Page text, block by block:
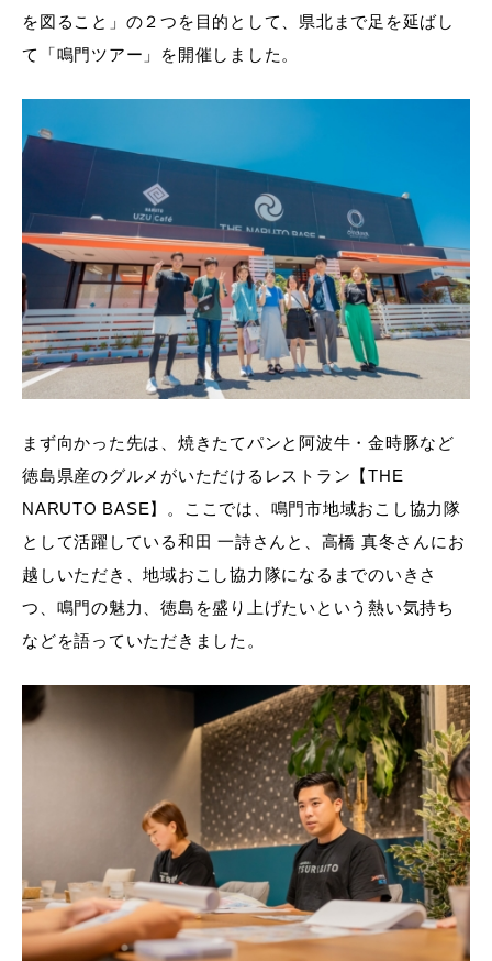
を図ること」の２つを目的として、県北まで足を延ばし
て「鳴門ツアー」を開催しました。
まず向かった先は、焼きたてパンと阿波牛・金時豚など
徳島県産のグルメがいただけるレストラン【THE
NARUTO BASE】。ここでは、鳴門市地域おこし協力隊
として活躍している和田 一詩さんと、高橋 真冬さんにお
越しいただき、地域おこし協力隊になるまでのいきさ
つ、鳴門の魅力、徳島を盛り上げたいという熱い気持ち
などを語っていただきました。